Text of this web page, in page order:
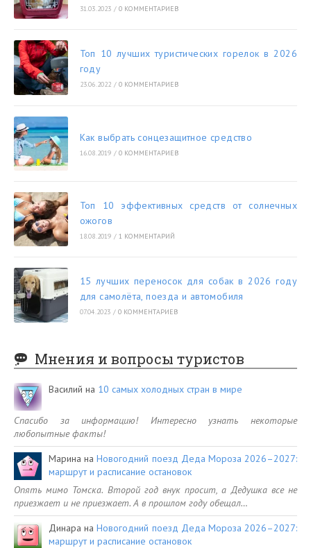
31.03.2023 / 0 КОММЕНТАРИЕВ
Топ 10 лучших туристических горелок в 2026
году
23.06.2022 / 0 КОММЕНТАРИЕВ
Как выбрать сонцезащитное средство
16.08.2019 / 0 КОММЕНТАРИЕВ
Топ 10 эффективных средств от солнечных
ожогов
18.08.2019 / 1 КОММЕНТАРИЙ
15 лучших переносок для собак в 2026 году
для самолёта, поезда и автомобиля
07.04.2023 / 0 КОММЕНТАРИЕВ
Мнения и вопросы туристов
Василий на 10 самых холодных стран в мире
Спасибо за информацию! Интересно узнать некоторые
любопытные факты!
Марина наНовогодний поезд Деда Мороза 2026–2027:
маршрут и расписание остановок
Опять мимо Томска. Второй год внук просит, а Дедушка все не
приезжает и не приезжает. А в прошлом году обещал…
Динара наНовогодний поезд Деда Мороза 2026–2027:
маршрут и расписание остановок